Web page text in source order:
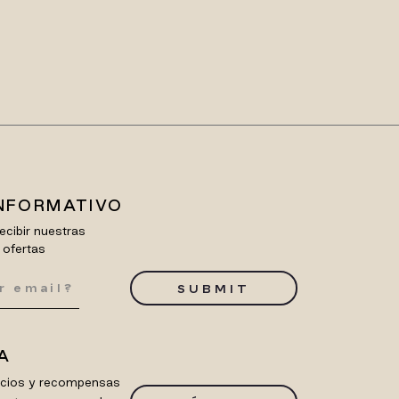
nuestras
ofertas
SUBMIT
y recompensas